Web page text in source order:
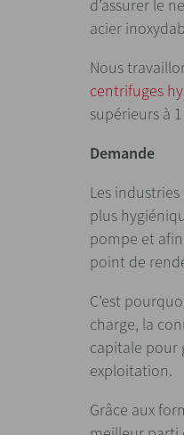
d’assurer le
acier
Nous
centrifuges
supérieurs à
Demande
Les
plus
pompe et
point de
C’est
charge, la
capitale pour
exploitation.
Grâce aux